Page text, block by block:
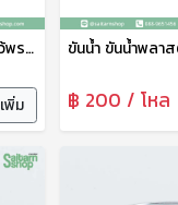
เทียน เทียนเหลือง เทียนไหว้พระ เทียนจุดบูชา เทียนไข เทียนยาว ตราเพิ่มบุญนำโชค
เพิ่ม ฿ 200 / โหล